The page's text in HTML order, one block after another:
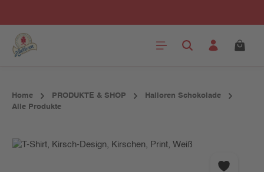
Home PRODUKTE & SHOP
Halloren Schokolade
Alle Produkte
Bildergalerie überspringen